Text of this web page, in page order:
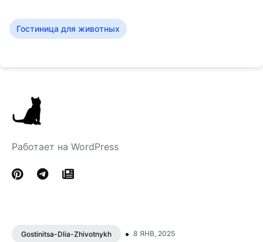
Гостиница для животных
Работает на WordPress
Gostinitsa-Dlia-Zhivotnykh • 8 ЯНВ, 2025